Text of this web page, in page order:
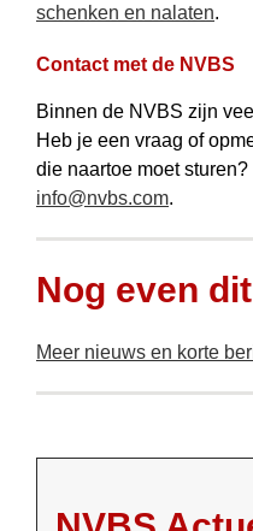
schenken en nalaten.
Contact met de NVBS
Binnen de NVBS zijn
Heb je een vraag of
die naartoe moet
info@nvbs.com.
Nog even dit
Meer nieuws en korte